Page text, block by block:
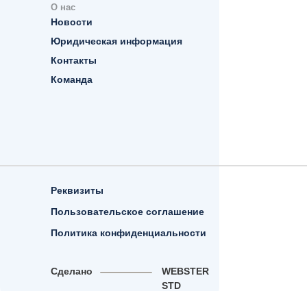
Сделано
WEBSTER
STD
О нас
Новости
Юридическая информация
Контакты
Команда
Реквизиты
Пользовательское соглашение
Политика конфиденциальности